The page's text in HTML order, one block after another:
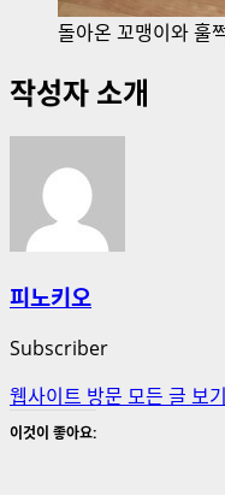
돌아온 꼬맹이와 훌
작성자 소개
피노키오
Subscriber
웹사이트 방문 모든 글 보기
이것이 좋아요: